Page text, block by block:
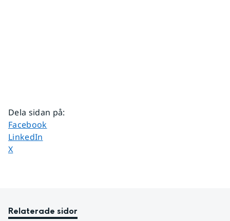
Dela sidan på:
Dela sidan på
Facebook
Dela sidan på
LinkedIn
Dela sidan på
X
Relaterade sidor